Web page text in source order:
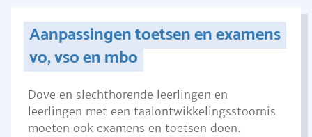
Aanpassingen toetsen en examens
vo, vso en mbo
Dove en slechthorende leerlingen en
leerlingen met een taalontwikkelingsstoornis
moeten ook examens en toetsen doen.